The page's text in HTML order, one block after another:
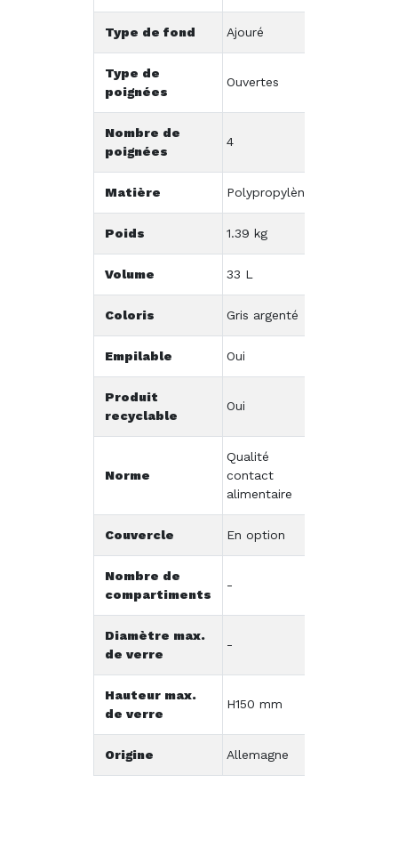
Type de fond Ajouré
Type de
poignées
Ouvertes
Nombre de
poignées
4
Matière Polypropylène
Poids 1.39 kg
Volume 33 L
Coloris Gris argenté
Empilable Oui
Produit
recyclable
Oui
Norme
Qualité
contact
alimentaire
Couvercle En option
Nombre de
compartiments
-
Diamètre max.
de verre
-
Hauteur max.
de verre
H150 mm
Origine Allemagne